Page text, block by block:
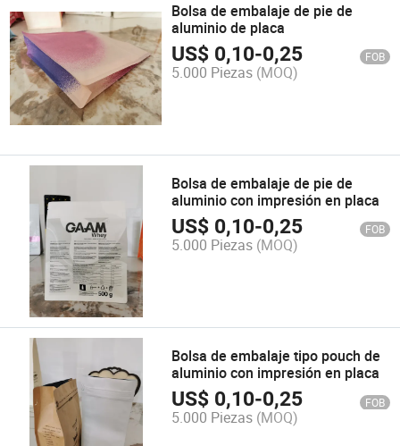
Bolsa de embalaje de pie de
aluminio de placa
US$ 0,10-0,25 FOB
5.000 Piezas (MOQ)
Bolsa de embalaje de pie de
aluminio con impresión en placa
US$ 0,10-0,25 FOB
5.000 Piezas (MOQ)
Bolsa de embalaje tipo pouch de
aluminio con impresión en placa
US$ 0,10-0,25 FOB
5.000 Piezas (MOQ)